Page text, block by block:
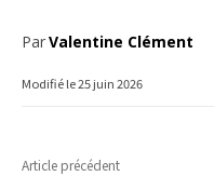
ParValentine Clément
Modifié le25 juin 2026
Article précédent